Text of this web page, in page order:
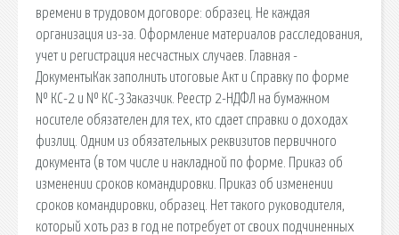
времени в трудовом договоре: образец. Не каждая
организация из-за. Оформление материалов расследования,
учет и регистрация несчастных случаев. Главная -
ДокументыКак заполнить итоговые Акт и Справку по форме
№ КС-2 и № КС-3Заказчик. Реестр 2-НДФЛ на бумажном
носителе обязателен для тех, кто сдает справки о доходах
физлиц. Одним из обязательных реквизитов первичного
документа (в том числе и накладной по форме. Приказ об
изменении сроков командировки. Приказ об изменении
сроков командировки, образец. Нет такого руководителя,
который хоть раз в год не потребует от своих подчиненных